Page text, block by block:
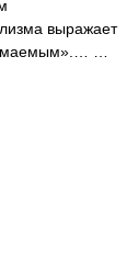
выражает
…